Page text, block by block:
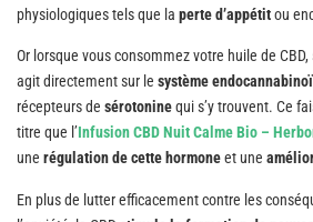
physiologiques tels que la perte d’appétitou
Or lorsque vous consommez votre huile de
agit directement sur le système
récepteurs de sérotoninequi s’y trouvent. Ce
titre que l’Infusion CBD Nuit Calme Bio –
une régulation de cette hormoneet une
En plus de lutter efficacement contre les